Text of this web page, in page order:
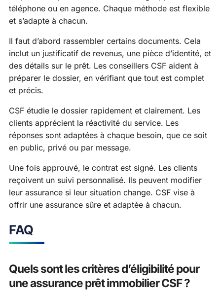
téléphone ou en agence. Chaque méthode est flexible
et s’adapte à chacun.
Il faut d’abord rassembler certains documents. Cela
inclut un justificatif de revenus, une pièce d’identité, et
des détails sur le prêt. Les conseillers CSF aident à
préparer le dossier, en vérifiant que tout est complet
et précis.
CSF étudie le dossier rapidement et clairement. Les
clients apprécient la réactivité du service. Les
réponses sont adaptées à chaque besoin, que ce soit
en public, privé ou par message.
Une fois approuvé, le contrat est signé. Les clients
reçoivent un suivi personnalisé. Ils peuvent modifier
leur assurance si leur situation change. CSF vise à
offrir une assurance sûre et adaptée à chacun.
FAQ
Quels sont les critères d’éligibilité pour
une assurance prêt immobilier CSF ?